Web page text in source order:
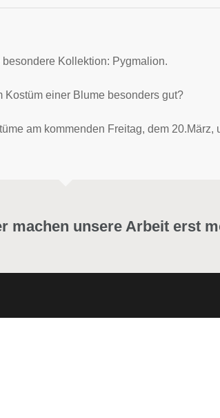
Kollektion: Pygmalion.
Kostüm einer Blume besonders gut?
am kommenden Freitag, dem 20.März,
machen unsere Arbeit erst